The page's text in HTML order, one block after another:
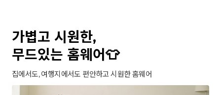
가볍고 시원한,
무드있는 홈웨어👕
집에서도, 여행지에서도 편안하고 시원한 홈웨어